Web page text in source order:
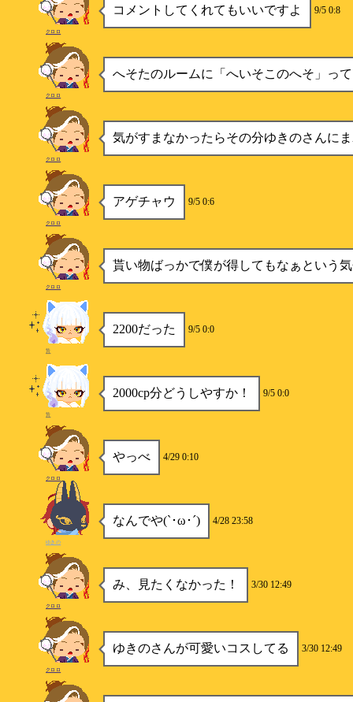
コメントしてくれてもいいですよ 9/5 0:8
クロロ
へそたのルームに「へいそこのへそ」って
クロロ
気がすまなかったらその分ゆきのさんに
クロロ
アゲチャウ 9/5 0:6
クロロ
貰い物ばっかで僕が得してもなぁという
クロロ
2200だった 9/5 0:0
贄
2000cp分どうしやすか！ 9/5 0:0
贄
やっべ 4/29 0:10
クロロ
なんでや(`･ω･´) 4/28 23:58
ゆきの
み、見たくなかった！ 3/30 12:49
クロロ
ゆきのさんが可愛いコスしてる 3/30 12:49
クロロ